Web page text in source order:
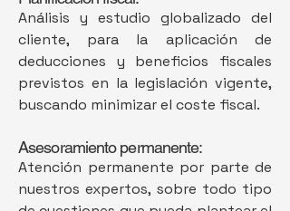
Análisis y estudio globalizado del
cliente, para la aplicación de
deducciones y beneficios fiscales
previstos en la legislación vigente,
buscando minimizar el coste fiscal.
Asesoramiento permanente:
Atención permanente por parte de
nuestros expertos, sobre todo tipo